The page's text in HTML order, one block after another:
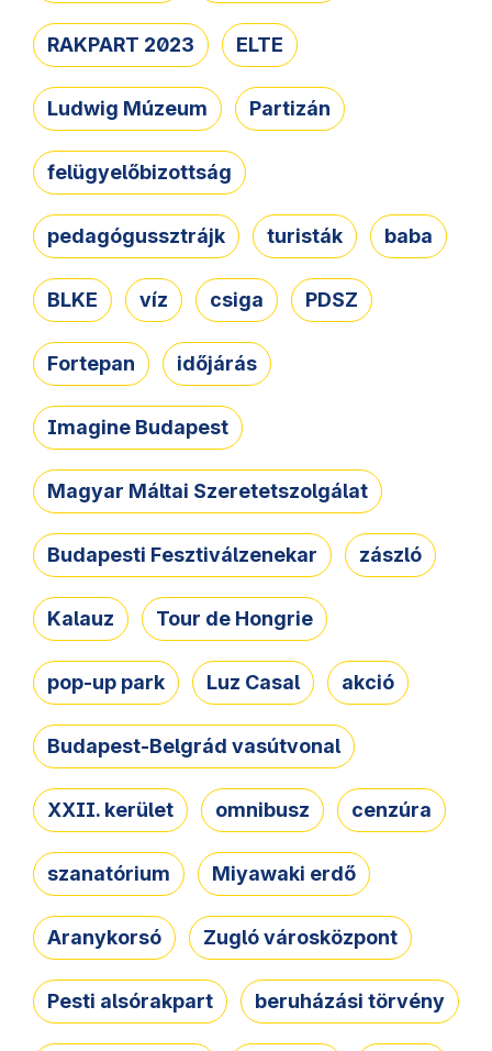
RAKPART 2023 ELTE
Ludwig Múzeum Partizán
felügyelőbizottság
pedagógussztrájk turisták baba
BLKE víz csiga PDSZ
Fortepan időjárás
Imagine Budapest
Magyar Máltai Szeretetszolgálat
Budapesti Fesztiválzenekar zászló
Kalauz Tour de Hongrie
pop-up park Luz Casal akció
Budapest-Belgrád vasútvonal
XXII. kerület omnibusz cenzúra
szanatórium Miyawaki erdő
Aranykorsó Zugló városközpont
Pesti alsórakpart beruházási törvény